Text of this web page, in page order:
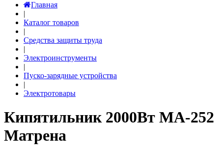
Главная
|
Каталог товаров
|
Средства защиты труда
|
Электроинструменты
|
Пуско-зарядные устройства
|
Электротовары
Кипятильник 2000Вт МА-252
Матрена